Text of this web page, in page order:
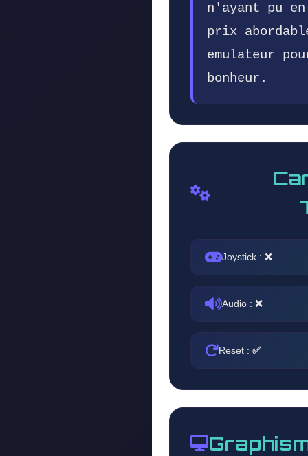
n'ayant pu
prix
emulateur
bonheur.
Joystick : ❌
Audio : ❌
Reset : ✅